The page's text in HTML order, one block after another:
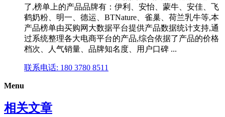
了,榜单上的产品品牌有：伊利、安怡、蒙牛、安佳、飞
鹤奶粉、明一、德运、BTNature、雀巢、荷兰乳牛等,本
产品榜单由买购网大数据平台提供产品数据统计支持,通
过系统整理各大电商平台的产品,综合依据了产品的价格
档次、人气销量、品牌知名度、用户口碑 ...
联系电话: 180 3780 8511
Menu
相关文章